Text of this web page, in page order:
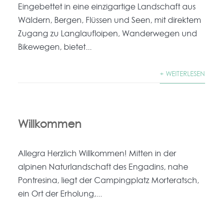
Eingebettet in eine einzigartige Landschaft aus
Wäldern, Bergen, Flüssen und Seen, mit direktem
Zugang zu Langlaufloipen, Wanderwegen und
Bikewegen, bietet...
+ WEITERLESEN
Willkommen
Allegra Herzlich Willkommen! Mitten in der
alpinen Naturlandschaft des Engadins, nahe
Pontresina, liegt der Campingplatz Morteratsch,
ein Ort der Erholung,...